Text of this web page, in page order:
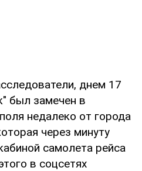
днем 17
был замечен в
недалеко от города
через минуту
самолета рейса
в соцсетях